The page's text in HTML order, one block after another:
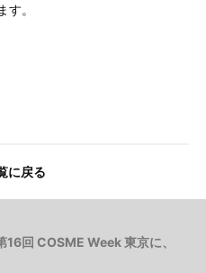
。
に戻る
回 COSME Week 東京に、